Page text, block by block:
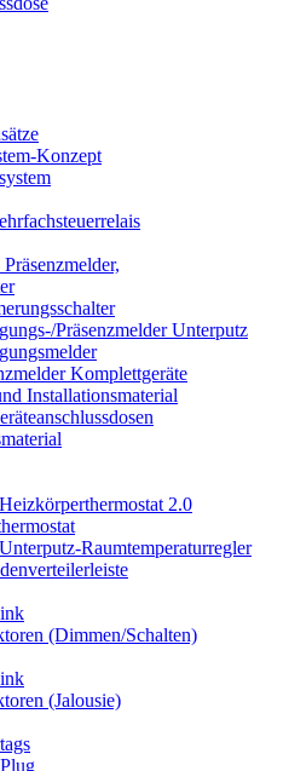
Konzept
Präsenzmelder Unterputz
Komplettgeräte
Installationsmaterial
2.0
Raumtemperaturregler
(Dimmen/Schalten)
(Jalousie)